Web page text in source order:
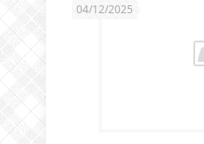
04/12/2025